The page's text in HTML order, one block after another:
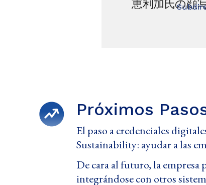
Próximos
El paso a credenciales
Sustainability: ayudar a las
De cara al futuro, la empresa
integrándose con otros